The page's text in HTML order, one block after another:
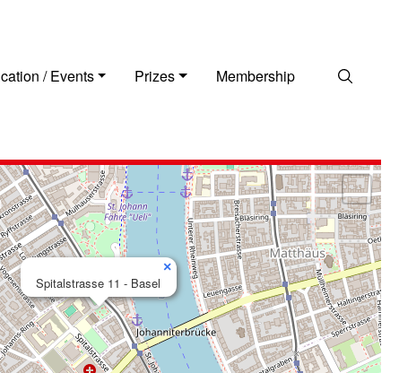
/ Events Prizes Membership Search
Spitalstrasse 11 - Basel
×